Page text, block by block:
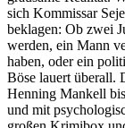
sich Kommissar
beklagen: Ob zwei
werden, ein Mann
haben, oder ein
Böse lauert überall.
Henning Mankell
und mit